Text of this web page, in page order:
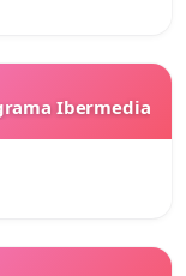
Ibermedia